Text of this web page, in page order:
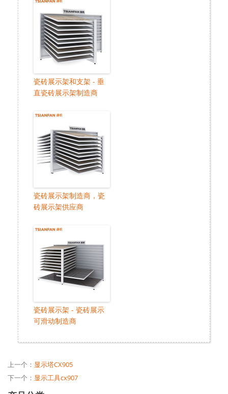
瓷砖展示架和支架 - 垂
直瓷砖展示架制造商
瓷砖展示架制造商，瓷
砖展示架供应商
瓷砖展示架 - 瓷砖展示
可滑动制造商
上一个： 显示塔CX905
下一个： 显示工具cx907